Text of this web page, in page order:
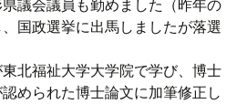
議会議員も勤めました（昨年の
国政選挙に出馬しましたが落選
北福祉大学大学院で学び、博士
められた博士論文に加筆修正し